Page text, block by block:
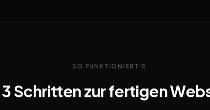
SO FUNKTIONIERT'S
3 Schritten zur fertigen